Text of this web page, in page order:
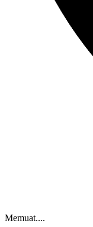
Memuat....